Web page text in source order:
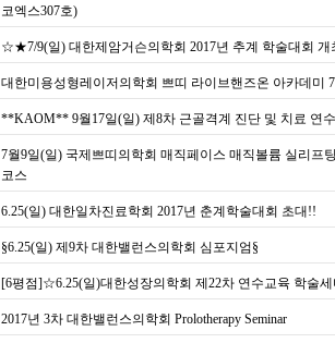
코엑스307호)
☆★7/9(일) 대한제암거슨의학회 2017년 추계 학술대회
대한미용성형레이저의학회 쁘띠 라이브핸즈온 아카데미
**KAOM** 9월17일(일) 제8차 근골격계 진단 및 치료 연
7월9일(일) 국제쁘띠의학회 매직페이스 매직볼륨 실리프
코스
6.25(일) 대한일차진료학회 2017년 춘계학술대회 초대!!
§6.25(일) 제9차 대한밸런스의학회 심포지엄§
[6평점]☆6.25(일)대한성장의학회 제22차 연수교육 학술
2017년 3차 대한밸런스의학회 Prolotherapy Seminar